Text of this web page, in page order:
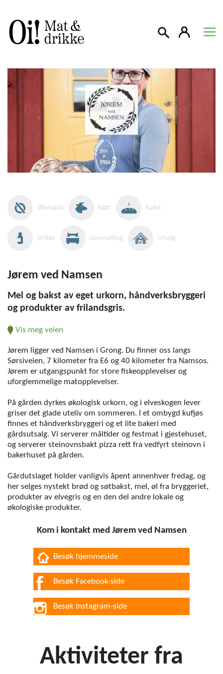
Søk
Økologisk Kjøtt Bakst
Drikke Overnatting Utsalg
Jørem ved Namsen
Mel og bakst av eget urkorn, håndverksbryggeri
og produkter av frilandsgris.
Vis meg veien
Jørem ligger ved Namsen i Grong. Du finner oss langs
Sørsiveien, 7 kilometer fra E6 og 40 kilometer fra Namsos.
Jørem er utgangspunkt for store fiskeopplevelser og
uforglemmelige matopplevelser.
På gården dyrkes økologisk urkorn, og i elveskogen lever
griser det glade uteliv om sommeren. I et ombygd kufjøs
finnes et håndverksbryggeri og et lite bakeri med
gårdsutsalg. Vi serverer måltider og festmat i gjestehuset,
og serverer steinovnsbakt pizza rett fra vedfyrt steinovn i
bakerhuset på gården.
Gårdutslaget holder vanligvis åpent annenhver fredag, og
her selges nystekt brød og søtbakst, mel, øl fra bryggeriet,
produkter av elvegris og en den del andre lokale og
økologiske produkter.
Kom i kontakt med Jørem ved Namsen
Besøk hjemmeside
Besøk Facebook-side
Besøk Instagram-side
Aktiviteter fra